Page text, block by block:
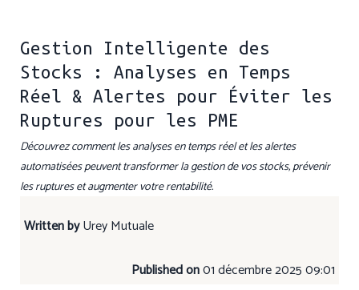
Gestion Intelligente des
Stocks : Analyses en Temps
Réel & Alertes pour Éviter les
Ruptures pour les PME
Découvrez comment les analyses en temps réel et les alertes
automatisées peuvent transformer la gestion de vos stocks, prévenir
les ruptures et augmenter votre rentabilité.
Written byUrey Mutuale
Published on01 décembre 2025 09:01